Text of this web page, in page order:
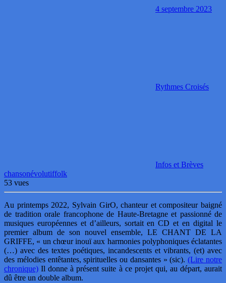
4 septembre 2023
Rythmes Croisés
Infos et Brèves
chansonévolutiffolk
53 vues
Au printemps 2022, Sylvain GirO, chanteur et compositeur baigné
de tradition orale francophone de Haute-Bretagne et passionné de
musiques européennes et d’ailleurs, sortait en CD et en digital le
premier album de son nouvel ensemble, LE CHANT DE LA
GRIFFE, « un chœur inouï aux harmonies polyphoniques éclatantes
(…) avec des textes poétiques, incandescents et vibrants, (et) avec
des mélodies entêtantes, spirituelles ou dansantes » (sic).(Lire notre
chronique) Il donne à présent suite à ce projet qui, au départ, aurait
dû être un double album.